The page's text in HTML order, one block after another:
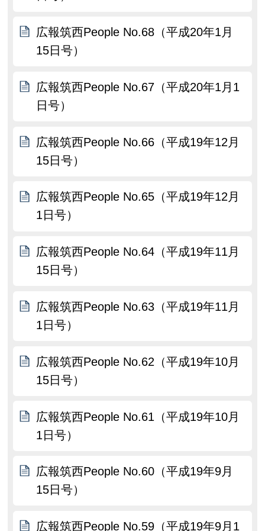
広報筑西People No.68（平成20年1月
15日号）
広報筑西People No.67（平成20年1月1
日号）
広報筑西People No.66（平成19年12月
15日号）
広報筑西People No.65（平成19年12月
1日号）
広報筑西People No.64（平成19年11月
15日号）
広報筑西People No.63（平成19年11月
1日号）
広報筑西People No.62（平成19年10月
15日号）
広報筑西People No.61（平成19年10月
1日号）
広報筑西People No.60（平成19年9月
15日号）
広報筑西People No.59（平成19年9月1